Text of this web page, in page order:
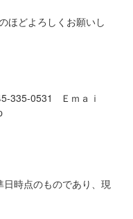
ほどよろしくお願いし
335-0531 Ｅｍａｉ
時点のものであり、現